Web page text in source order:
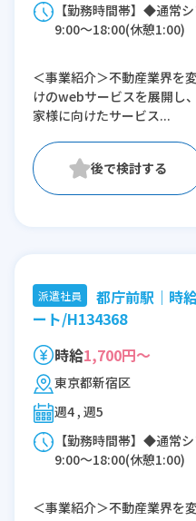
【勤務時間帯】◆通常
9:00〜18:00(休憩1:00)
※残業：0〜10時間程度/
※時短：6.5時間以上
＜事業紹介＞不動産業界を
けのwebサービスを展開し
家様に向けたサービス...
派遣社員
都庁前駅｜時
ート/H134368
時給1,700円～
東京都新宿区
週4 , 週5
【勤務時間帯】◆通常
9:00〜18:00(休憩1:00)
※時短：6.5時間以上
＜事業紹介＞不動産業界を